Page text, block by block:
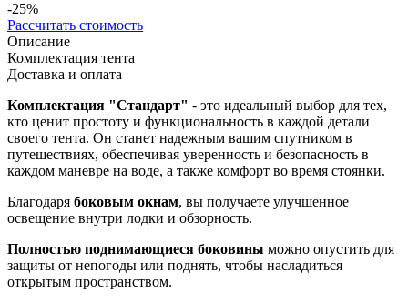
-25%
Рассчитать стоимость
Описание
Комплектация тента
Доставка и оплата
Комплектация "Стандарт" - это идеальный выбор для тех,
кто ценит простоту и функциональность в каждой детали
своего тента. Он станет надежным вашим спутником в
путешествиях, обеспечивая уверенность и безопасность в
каждом маневре на воде, а также комфорт во время стоянки.
Благодаря боковым окнам, вы получаете улучшенное
освещение внутри лодки и обзорность.
Полностью поднимающиеся боковины можно опустить для
защиты от непогоды или поднять, чтобы насладиться
открытым пространством.